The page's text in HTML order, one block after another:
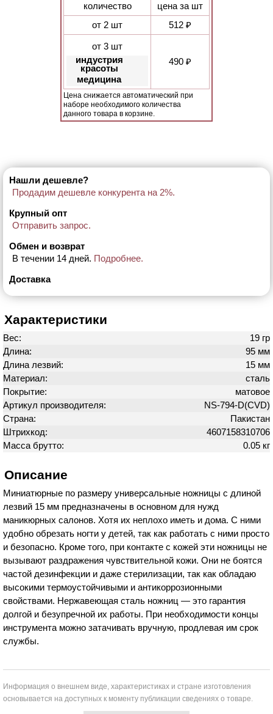
количество
цена за шт
от 2 шт
512 ₽
от 3 шт
индустрия
красоты
медицина
490 ₽
Цена снижается автоматический при
наборе необходимого количества
данного товара в корзине.
Нашли дешевле?
Продадим дешевле конкурента на 2%.
Крупный опт
Отправить запрос.
Обмен и возврат
В течении 14 дней. Подробнее.
Доставка
Характеристики
Вес:
19 гр
Длина:
95 мм
Длина лезвий:
15 мм
Материал:
сталь
Покрытие:
матовое
Артикул производителя:
NS-794-D(CVD)
Страна:
Пакистан
Штрихкод:
4607158310706
Масса брутто:
0.05 кг
Описание
Миниатюрные по размеру универсальные ножницы с длиной
лезвий 15 мм предназначены в основном для нужд
маникюрных салонов. Хотя их неплохо иметь и дома. С ними
удобно обрезать ногти у детей, так как работать с ними просто
и безопасно. Кроме того, при контакте с кожей эти ножницы не
вызывают раздражения чувствительной кожи. Они не боятся
частой дезинфекции и даже стерилизации, так как обладаю
высокими термоустойчивыми и антикоррозионными
свойствами. Нержавеющая сталь ножниц — это гарантия
долгой и безупречной их работы. При необходимости концы
инструмента можно затачивать вручную, продлевая им срок
службы.
Информация о внешнем виде, характеристиках и стране изготовления
основывается на доступных к моменту публикации сведениях о товаре.